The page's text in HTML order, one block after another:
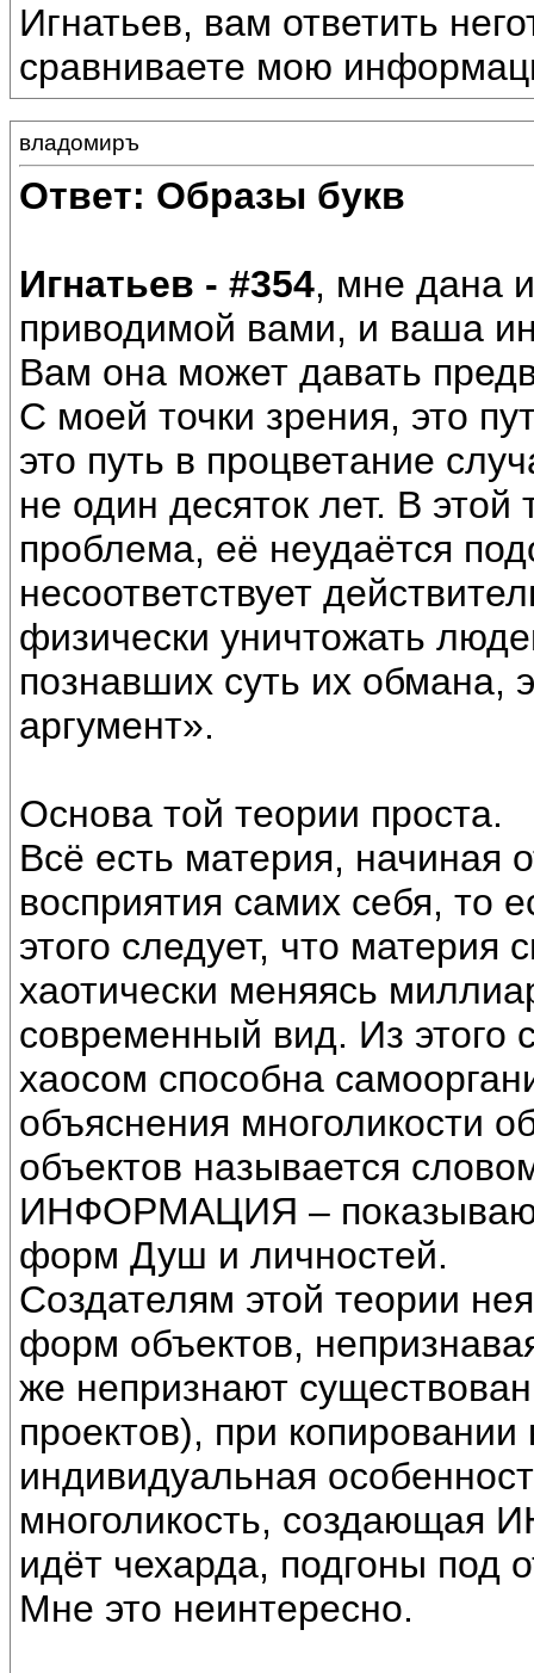
Игнатьев, вам ответить
сравниваете мою
владомиръ
Ответ: Образы букв
Игнатьев - #354, мне дана
приводимой вами, и ваша
Вам она может давать
С моей точки зрения, это
это путь в процветание
не один десяток лет. В
проблема, её неудаётся
несоответствует
физически уничтожать
познавших суть их обмана,
аргумент».
Основа той теории проста.
Всё есть материя, начиная
восприятия самих себя, то
этого следует, что материя
хаотически меняясь
современный вид. Из этого
хаосом способна
объяснения многоликости
объектов называется
ИНФОРМАЦИЯ –
форм Душ и личностей.
Создателям этой теории
форм объектов,
же непризнают
проектов), при копировании
индивидуальная
многоликость,
идёт чехарда, подгоны под
Мне это неинтересно.